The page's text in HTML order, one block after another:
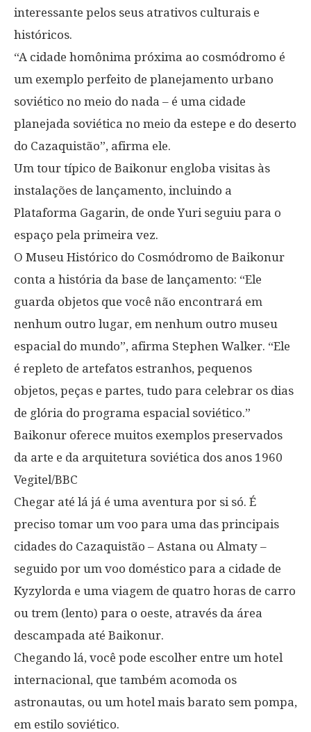
interessante pelos seus atrativos culturais e
históricos.
“A cidade homônima próxima ao cosmódromo é
um exemplo perfeito de planejamento urbano
soviético no meio do nada – é uma cidade
planejada soviética no meio da estepe e do deserto
do Cazaquistão”, afirma ele.
Um tour típico de Baikonur engloba visitas às
instalações de lançamento, incluindo a
Plataforma Gagarin, de onde Yuri seguiu para o
espaço pela primeira vez.
O Museu Histórico do Cosmódromo de Baikonur
conta a história da base de lançamento: “Ele
guarda objetos que você não encontrará em
nenhum outro lugar, em nenhum outro museu
espacial do mundo”, afirma Stephen Walker. “Ele
é repleto de artefatos estranhos, pequenos
objetos, peças e partes, tudo para celebrar os dias
de glória do programa espacial soviético.”
Baikonur oferece muitos exemplos preservados
da arte e da arquitetura soviética dos anos 1960
Vegitel/BBC
Chegar até lá já é uma aventura por si só. É
preciso tomar um voo para uma das principais
cidades do Cazaquistão – Astana ou Almaty –
seguido por um voo doméstico para a cidade de
Kyzylorda e uma viagem de quatro horas de carro
ou trem (lento) para o oeste, através da área
descampada até Baikonur.
Chegando lá, você pode escolher entre um hotel
internacional, que também acomoda os
astronautas, ou um hotel mais barato sem pompa,
em estilo soviético.